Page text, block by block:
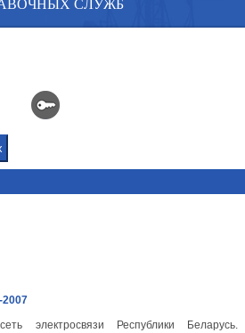
СЛУЖБ
электросвязи Республики Беларусь.